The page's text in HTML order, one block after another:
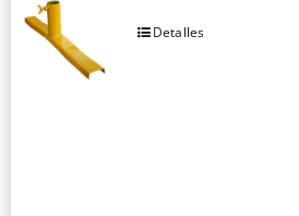
Detalles